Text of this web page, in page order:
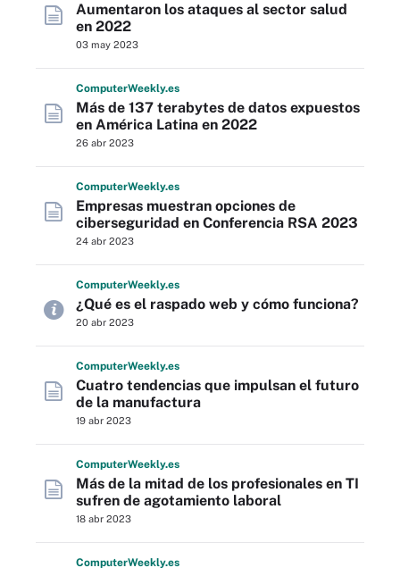
Aumentaron los ataques al sector salud
en 2022
03 may 2023
ComputerWeekly.es
Más de 137 terabytes de datos expuestos
en América Latina en 2022
26 abr 2023
ComputerWeekly.es
Empresas muestran opciones de
ciberseguridad en Conferencia RSA 2023
24 abr 2023
ComputerWeekly.es
¿Qué es el raspado web y cómo funciona?
20 abr 2023
ComputerWeekly.es
Cuatro tendencias que impulsan el futuro
de la manufactura
19 abr 2023
ComputerWeekly.es
Más de la mitad de los profesionales en TI
sufren de agotamiento laboral
18 abr 2023
ComputerWeekly.es